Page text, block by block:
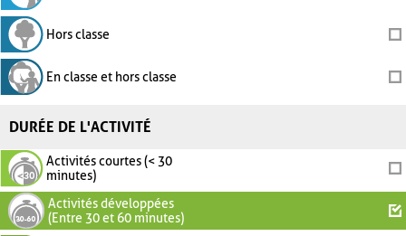
Hors classe
En classe et hors classe
DURÉE DE L'ACTIVITÉ
Activités courtes (< 30
minutes)
Activités développées
(Entre 30 et 60 minutes)